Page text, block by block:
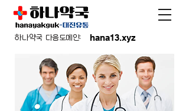
hana13.xyz
하나약국 다음도메인: